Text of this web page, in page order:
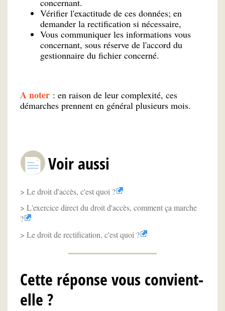
concernant.
Vérifier l'exactitude de ces données; en
demander la rectification si nécessaire,
Vous communiquer les informations vous
concernant, sous réserve de l'accord du
gestionnaire du fichier concerné.
A noter : en raison de leur complexité, ces
démarches prennent en général plusieurs mois.
Voir aussi
Le droit d'accès, c'est quoi ?
L'exercice direct du droit d'accès, comment ça marche
?
Le droit de rectification, c'est quoi ?
Cette réponse vous convient-
elle ?